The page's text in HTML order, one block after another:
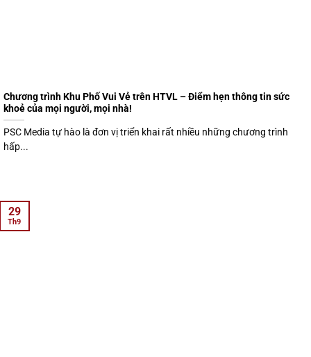
Chương trình Khu Phố Vui Vẻ trên HTVL – Điểm hẹn thông tin sức
khoẻ của mọi người, mọi nhà!
PSC Media tự hào là đơn vị triển khai rất nhiều những chương trình
hấp...
29
Th9